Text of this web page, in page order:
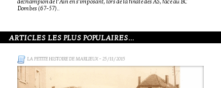
dechampion de l’Ain en s’imposant, lors de la finale des AS, face au BC
Dombes (67-57)..
ARTICLES LES PLUS POPULAIRES...
LA PETITE HISTOIRE DE MARLIEUX- 25/11/2015